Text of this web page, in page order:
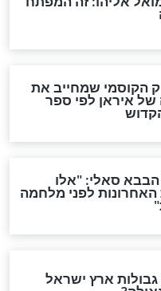
המשיח?
תהיה אפיקורסות
מאוד של
המשיח יהיה